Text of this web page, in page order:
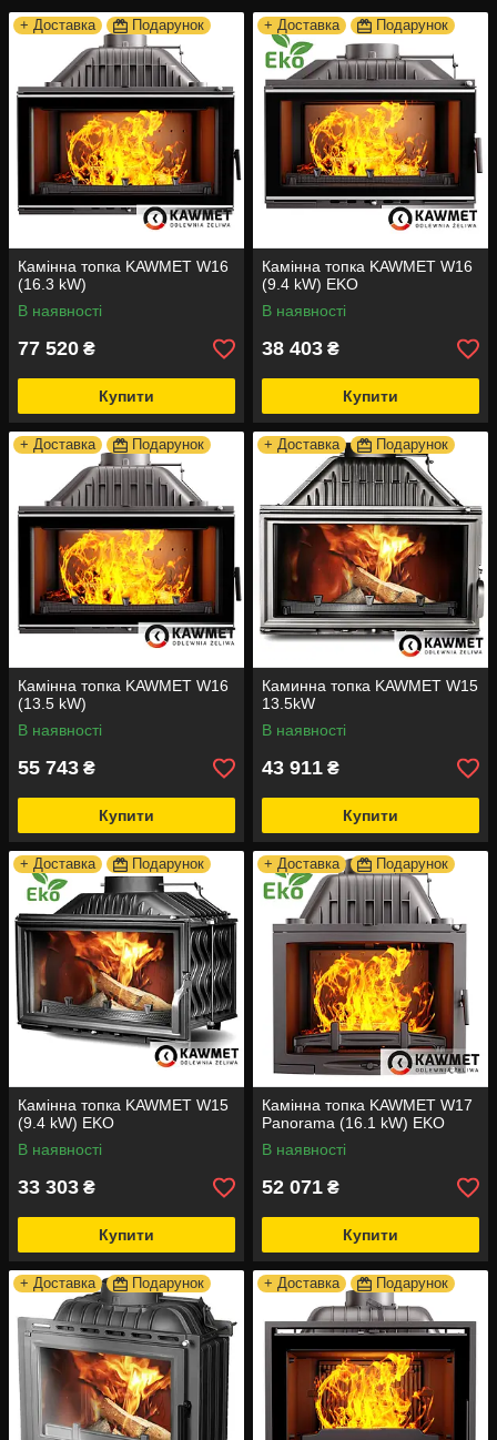
+ Доставка Подарунок
Камінна топка KAWMET W16
(16.3 kW)
В наявності
77 520 ₴
Купити
+ Доставка Подарунок
Камінна топка KAWMET W16
(9.4 kW) EKO
В наявності
38 403 ₴
Купити
+ Доставка Подарунок
Камінна топка KAWMET W16
(13.5 kW)
В наявності
55 743 ₴
Купити
+ Доставка Подарунок
Каминна топка KAWMET W15
13.5kW
В наявності
43 911 ₴
Купити
+ Доставка Подарунок
Камінна топка KAWMET W15
(9.4 kW) EKO
В наявності
33 303 ₴
Купити
+ Доставка Подарунок
Камінна топка KAWMET W17
Panorama (16.1 kW) EKO
В наявності
52 071 ₴
Купити
+ Доставка Подарунок + Доставка Подарунок